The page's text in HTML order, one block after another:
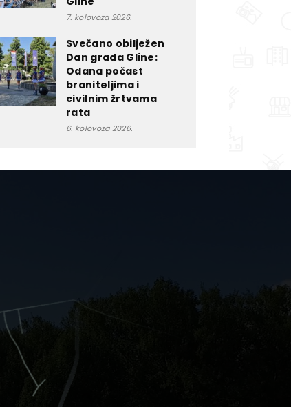
7. kolovoza 2026.
Svečano obilježen
Dan grada Gline:
Odana počast
braniteljima i
civilnim žrtvama
rata
6. kolovoza 2026.